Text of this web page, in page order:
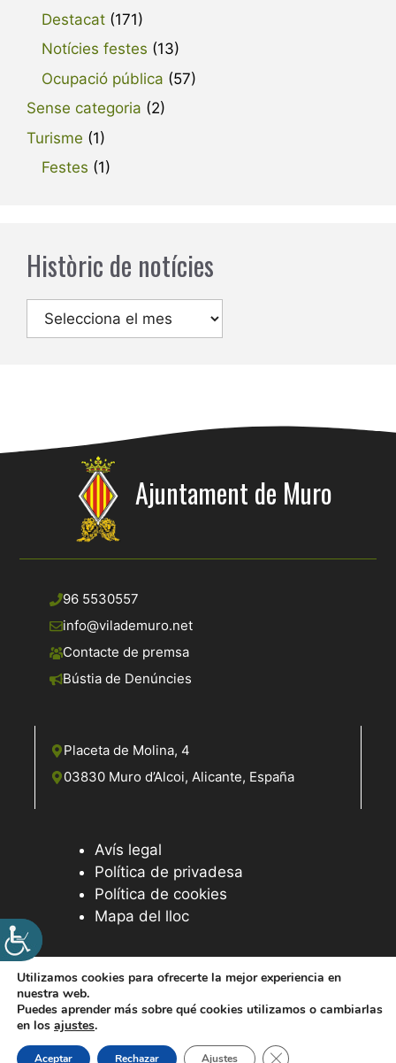
Destacat (171)
Notícies festes (13)
Ocupació pública (57)
Sense categoria (2)
Turisme (1)
Festes (1)
Històric de notícies
Arxius
Ajuntament de Muro
96 5530557
info@vilademuro.net
Contacte de premsa
Bústia de Denúncies
Placeta de Molina, 4
03830 Muro d’Alcoi, Alicante, España
Avís legal
Política de privadesa
Política de cookies
Mapa del lloc
© 2026 Web desenvolupada pel Servei d'Informàtica de
Utilizamos cookies para ofrecerte la mejor experiencia en
nuestra web.
Puedes aprender más sobre qué cookies utilizamos o cambiarlas
en los ajustes.
Aceptar Rechazar Ajustes Tanca el bàner de